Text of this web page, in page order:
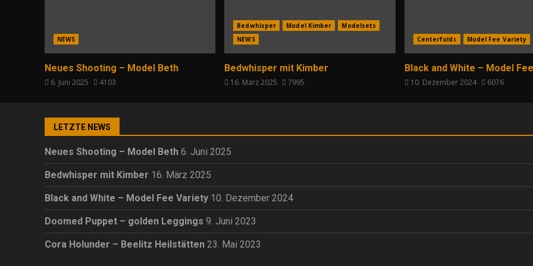
NEWS
Neues Shooting – Model Beth
6. Juni 2025 4103
Bedwhisper Model Kimber
Modelsets
NEWS
Bedwhisper mit Kimber
16. März 2025 7995
Centerfolds Model Fee Variety
Black and White – Model
10. Dezember 2024 6076
LETZTE NEWS
Neues Shooting – Model Beth 6. Juni 2025
Bedwhisper mit Kimber 16. März 2025
Black and White – Model Fee Variety 10. Dezember 2024
Doomed Puppet – golden Leggings 9. Juni 2023
Cora Holunder – Beelitz Heilstätten 23. Mai 2023